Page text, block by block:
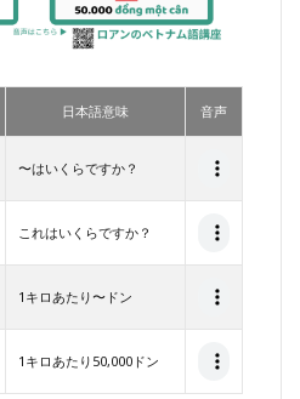
日本語意味 音声
〜はいくらですか？
これはいくらですか？
1キロあたり〜ドン
1キロあたり50,000ドン